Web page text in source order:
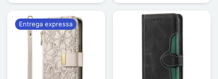
Entrega expressa